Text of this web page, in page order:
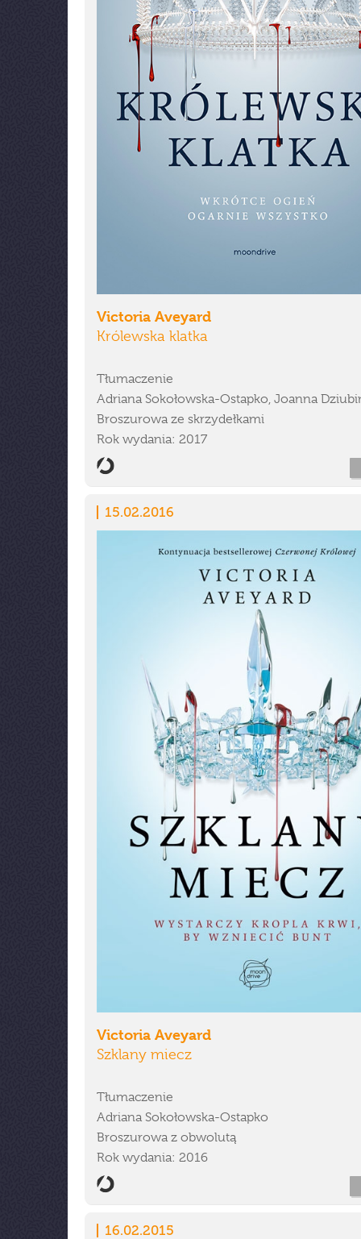
Victoria Aveyard
Królewska klatka
Tłumaczenie
Adriana Sokołowska-Ostapko, Joanna
Broszurowa ze skrzydełkami
Rok wydania: 2017
15.02.2016
Victoria Aveyard
Szklany miecz
Tłumaczenie
Adriana Sokołowska-Ostapko
Broszurowa z obwolutą
Rok wydania: 2016
16.02.2015